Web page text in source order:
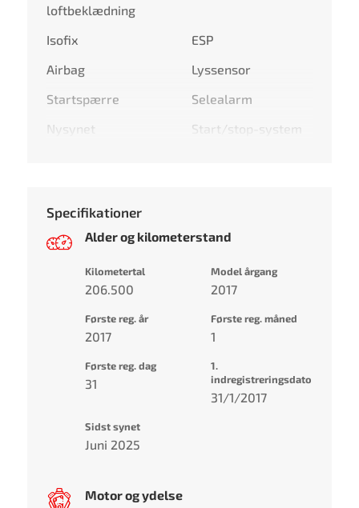
loftbeklædning
Isofix
ESP
Airbag
Lyssensor
Startspærre
Selealarm
Nysynet
Start/stop-system
Specifikationer
Alder og kilometerstand
Kilometertal
206.500
Model årgang
2017
Første reg. år
2017
Første reg. måned
1
Første reg. dag
31
1.
indregistreringsdato
31/1/2017
Sidst synet
Juni 2025
Motor og ydelse